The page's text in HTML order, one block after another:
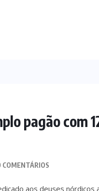
pagão com
COMENTÁRIOS
aos deuses nórdicos